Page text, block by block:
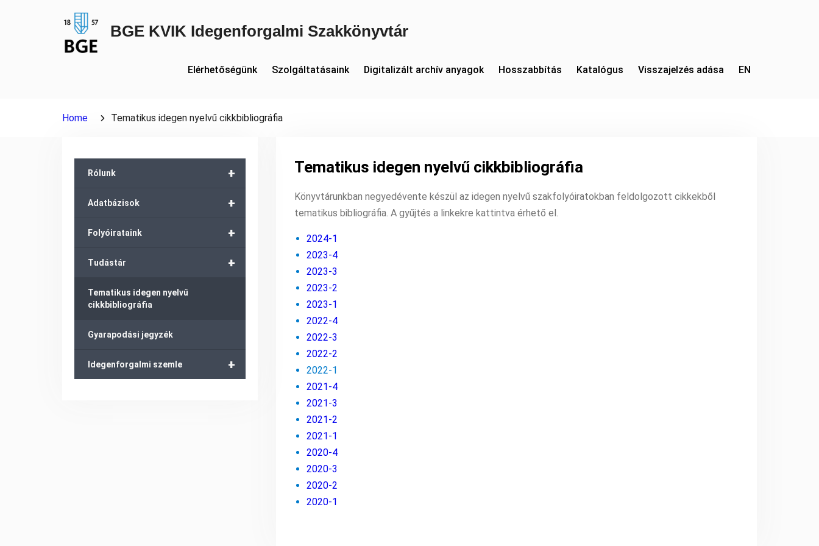
BGE KVIK Idegenforgalmi Szakkönyvtár
Elérhetőségünk Szolgáltatásaink Digitalizált archív anyagok Hosszabbítás Katalógus Visszajelzés adása EN
Home Tematikus idegen nyelvű cikkbibliográfia
Tematikus idegen nyelvű cikkbibliográfia
Könyvtárunkban negyedévente készül az idegen nyelvű szakfolyóiratokban feldolgozott cikkekből
tematikus bibliográfia. A gyűjtés a linkekre kattintva érhető el.
2024-1
2023-4
2023-3
2023-2
2023-1
2022-4
2022-3
2022-2
2022-1
2021-4
2021-3
2021-2
2021-1
2020-4
2020-3
2020-2
2020-1
+
Rólunk
+
Adatbázisok
+
Folyóirataink
+
Tudástár
Tematikus idegen nyelvű
cikkbibliográfia
Gyarapodási jegyzék
+
Idegenforgalmi szemle